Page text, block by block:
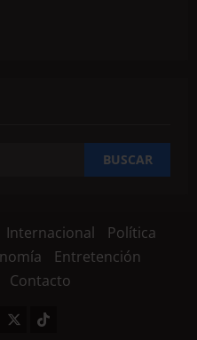
Internacional
Política
Entretención
Contacto